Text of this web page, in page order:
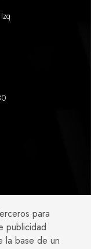
EN:para
publicidad
la base de un